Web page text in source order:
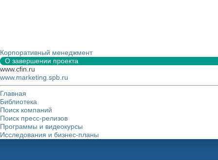
Корпоративный менеджмент
О завершении проекта
www.cfin.ru
www.marketing.spb.ru
Главная
Библиотека
Поиск компаний
Поиск пресс-релизов
Программы и видеокурсы
Исследования и бизнес-планы